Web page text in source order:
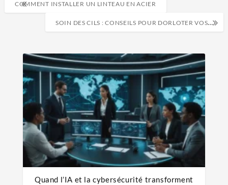
COMMENT INSTALLER UN LINTEAU EN ACIER
SOIN DES CILS : CONSEILS POUR DORLOTER VOS CILS NATURELS.
Quand l’IA et la cybersécurité transforment